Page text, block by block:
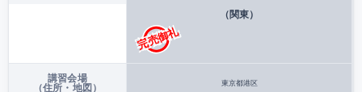
（関東）
完売御礼
講習会場
（住所・地図）
東京都港区